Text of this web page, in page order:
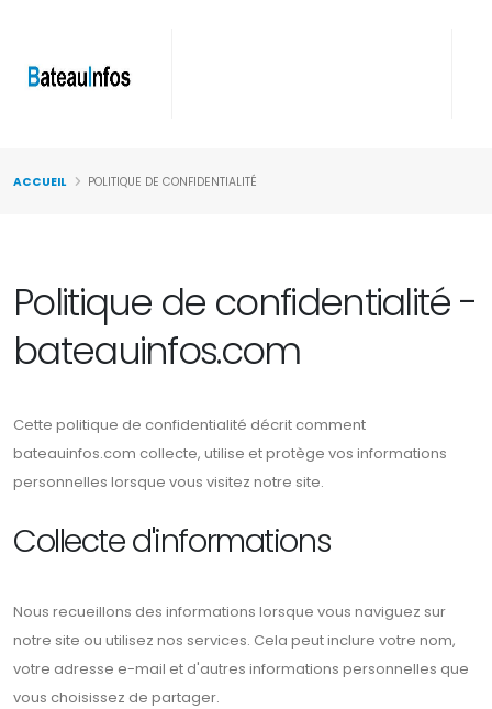
ACCUEIL POLITIQUE DE CONFIDENTIALITÉ
Politique de confidentialité -
bateauinfos.com
Cette politique de confidentialité décrit comment
bateauinfos.com collecte, utilise et protège vos informations
personnelles lorsque vous visitez notre site.
Collecte d'informations
Nous recueillons des informations lorsque vous naviguez sur
notre site ou utilisez nos services. Cela peut inclure votre nom,
votre adresse e-mail et d'autres informations personnelles que
vous choisissez de partager.